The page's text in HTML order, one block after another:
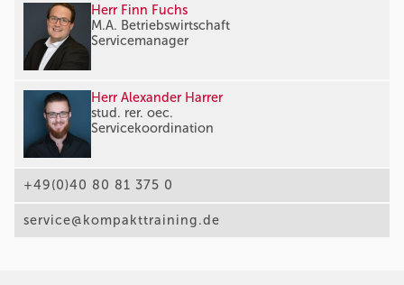
Herr Finn Fuchs
M.A. Betriebswirtschaft
Servicemanager
Herr Alexander Harrer
stud. rer. oec.
Servicekoordination
+49(0)40 80 81 375 0
service@kompakttraining.de